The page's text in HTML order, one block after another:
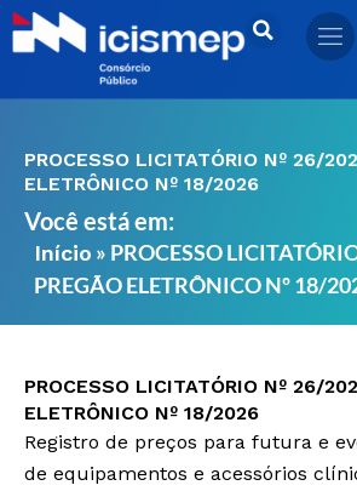
Ir
para
PROCESSO LICITATÓRIO Nº 26/
ELETRÔNICO Nº 18/2026
Você está em:
Início » PROCESSO
PREGÃO ELETRÔNICO Nº 18/
PROCESSO LICITATÓRIO Nº 26/
ELETRÔNICO Nº 18/2026
Registro de preços para futura e
de equipamentos e acessórios